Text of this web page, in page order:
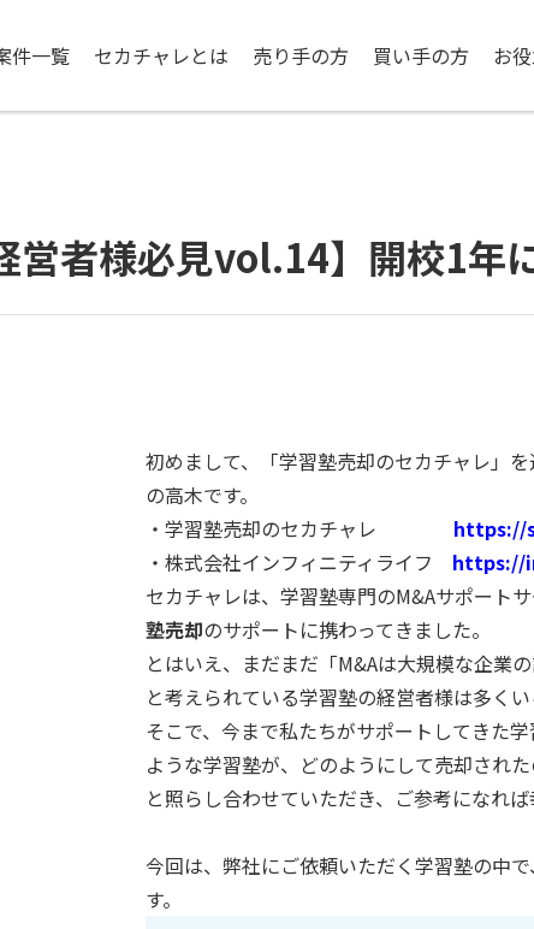
件一覧 セカチャレとは 売り手の方 買い手の方 お
営者様必見vol.14】開校1年
初めまして、「学習塾売却のセカチャレ」
の高木です。
・学習塾売却のセカチャレ https://
・株式会社インフィニティライフ https://
セカチャレは、学習塾専門のM&Aサポートサ
塾売却のサポートに携わってきました。
とはいえ、まだまだ「M&Aは大規模な企業
と考えられている学習塾の経営者様は多くい
そこで、今まで私たちがサポートしてきた
ような学習塾が、どのようにして売却され
と照らし合わせていただき、ご参考になれば
今回は、弊社にご依頼いただく学習塾の中
す。